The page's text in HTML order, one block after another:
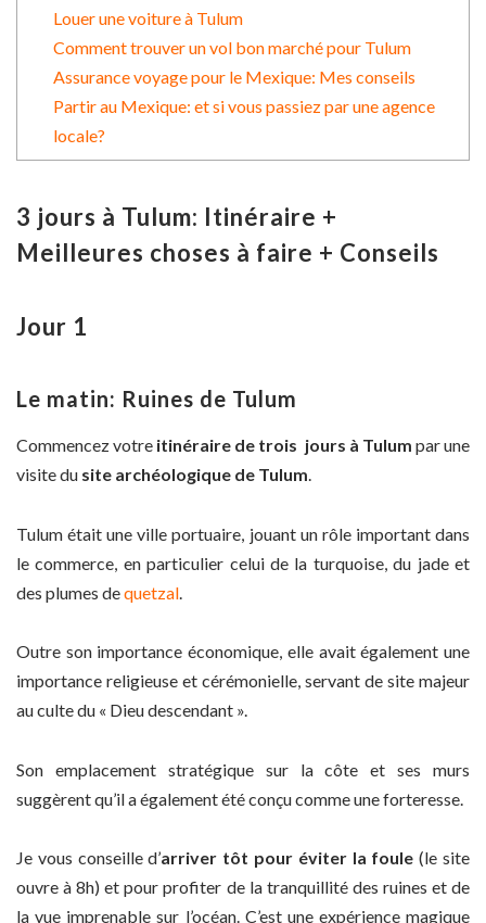
Louer une voiture à Tulum
Comment trouver un vol bon marché pour Tulum
Assurance voyage pour le Mexique: Mes conseils
Partir au Mexique: et si vous passiez par une agence
locale?
3 jours à Tulum: Itinéraire +
Meilleures choses à faire + Conseils
Jour 1
Le matin: Ruines de Tulum
Commencez votre itinéraire de trois jours à Tulum par une
visite du site archéologique de Tulum.
Tulum était une ville portuaire, jouant un rôle important dans
le commerce, en particulier celui de la turquoise, du jade et
des plumes dequetzal
Outre son importance économique, elle avait également une
importance religieuse et cérémonielle, servant de site majeur
au culte du « Dieu descendant ».
Son emplacement stratégique sur la côte et ses murs
suggèrent qu’il a également été conçu comme une forteresse.
Je vous conseille d’arriver tôt pour éviter la foule (le site
ouvre à 8h) et pour profiter de la tranquillité des ruines et de
la vue imprenable sur l’océan. C’est une expérience magique